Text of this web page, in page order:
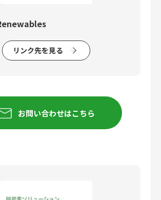
リンク先を見る
お問い合わせはこちら